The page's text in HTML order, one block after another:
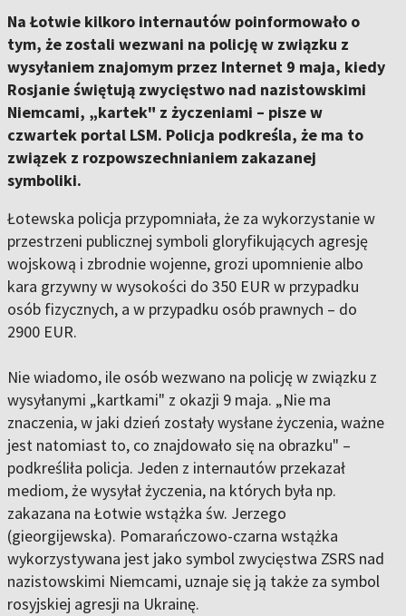
Na Łotwie kilkoro internautów poinformowało o
tym, że zostali wezwani na policję w związku z
wysyłaniem znajomym przez Internet 9 maja, kiedy
Rosjanie świętują zwycięstwo nad nazistowskimi
Niemcami, „kartek" z życzeniami – pisze w
czwartek portal LSM. Policja podkreśla, że ma to
związek z rozpowszechnianiem zakazanej
symboliki.
Łotewska policja przypomniała, że za wykorzystanie w
przestrzeni publicznej symboli gloryfikujących agresję
wojskową i zbrodnie wojenne, grozi upomnienie albo
kara grzywny w wysokości do 350 EUR w przypadku
osób fizycznych, a w przypadku osób prawnych – do
2900 EUR.
Nie wiadomo, ile osób wezwano na policję w związku z
wysyłanymi „kartkami" z okazji 9 maja. „Nie ma
znaczenia, w jaki dzień zostały wysłane życzenia, ważne
jest natomiast to, co znajdowało się na obrazku" –
podkreśliła policja. Jeden z internautów przekazał
mediom, że wysyłał życzenia, na których była np.
zakazana na Łotwie wstążka św. Jerzego
(gieorgijewska). Pomarańczowo-czarna wstążka
wykorzystywana jest jako symbol zwycięstwa ZSRS nad
nazistowskimi Niemcami, uznaje się ją także za symbol
rosyjskiej agresji na Ukrainę.